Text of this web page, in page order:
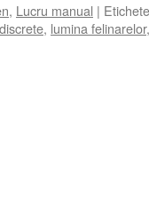
, Lucru manual | Etichete
, lumina felinarelor,